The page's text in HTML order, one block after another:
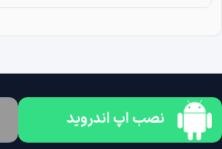
نصب اپ اندروید